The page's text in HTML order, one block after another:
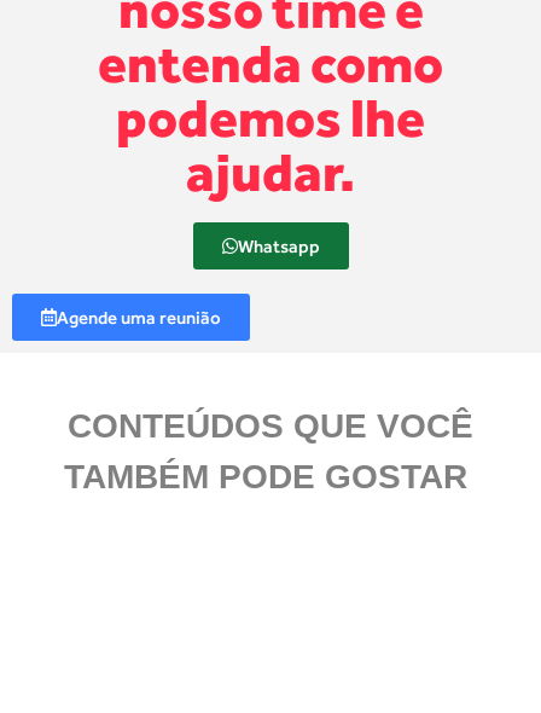
entenda como
podemos lhe
ajudar.
Whatsapp
Agende uma reunião
CONTEÚDOS QUE VOCÊ
TAMBÉM PODE GOSTAR